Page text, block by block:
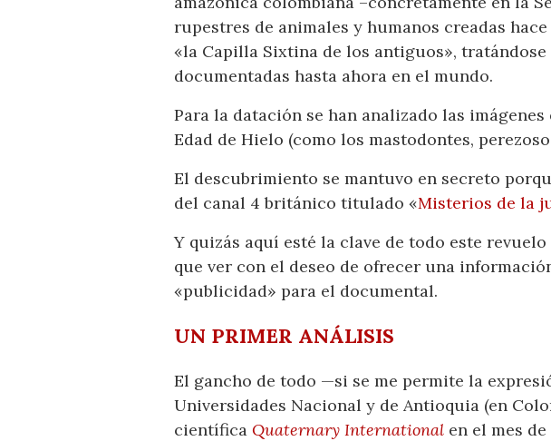
rupestres de animales y humanos creadas
«la Capilla Sixtina de los antiguos»,
documentadas hasta ahora en el mundo.
Para la datación se han analizado las
Edad de Hielo (como los mastodontes,
El descubrimiento se mantuvo en secreto
del canal 4 británico titulado «Misterios de la
Y quizás aquí esté la clave de todo este
que ver con el deseo de ofrecer una
«publicidad» para el documental.
UN PRIMER ANÁLISIS
El gancho de todo —si se me permite la
Universidades Nacional y de Antioquia (en
científica Quaternary International en el mes